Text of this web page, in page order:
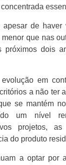
apesar de
que nas
próximos dois
em
a não ter
se mantém
um nível
projetos,
do produto
a optar por